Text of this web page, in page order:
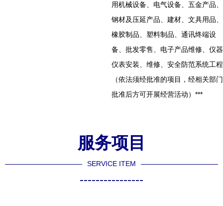
用机械设备、电气设备、五金产品、
钢材及压延产品、建材、文具用品、
橡胶制品、塑料制品、通讯终端设
备、批发零售、电子产品维修、仪器
仪表安装、维修、安全防范系统工程
（依法须经批准的项目，经相关部门
批准后方可开展经营活动）***
服务项目
SERVICE ITEM
----------------